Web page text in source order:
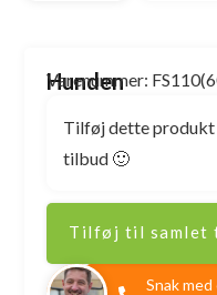
Hunden
Varenummer:
Tilføj dette produkt
tilbud 🙂
Snak
Tilføj til samlet